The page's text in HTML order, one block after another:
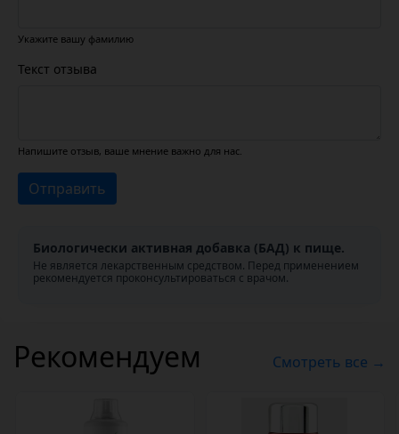
Укажите вашу фамилию
Текст отзыва
Напишите отзыв, ваше мнение важно для нас.
Отправить
Биологически активная добавка (БАД) к пище.
Не является лекарственным средством. Перед применением
рекомендуется проконсультироваться с врачом.
Рекомендуем Смотреть все →